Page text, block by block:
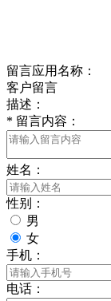
留言应用名称：
客户留言
描述：
* 留言内容：
姓名：
性别：
男
女
手机：
电话：